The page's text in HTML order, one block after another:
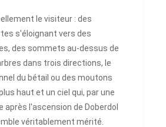
le visiteur : des
s'éloignant vers des
des sommets au-dessus de
dans trois directions, le
du bétail ou des moutons
haut et un ciel qui, par une
après l'ascension de Doberdol
véritablement mérité.